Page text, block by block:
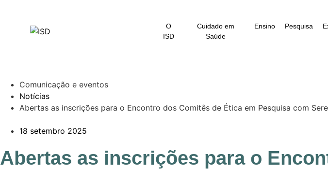
O
ISD
Cuidado em
Saúde
Ensino Pesquisa
Comunicação e eventos
Notícias
Abertas as inscrições para o Encontro dos Comitês de Ética em Pesquisa com
18 setembro 2025
Abertas as inscrições para o